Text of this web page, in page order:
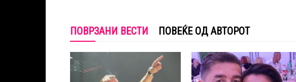
ПОВРЗАНИ ВЕСТИ ПОВЕЌЕ ОД АВТОРОТ